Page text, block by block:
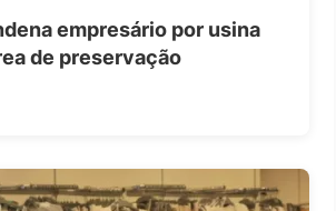
empresário por usina
de preservação